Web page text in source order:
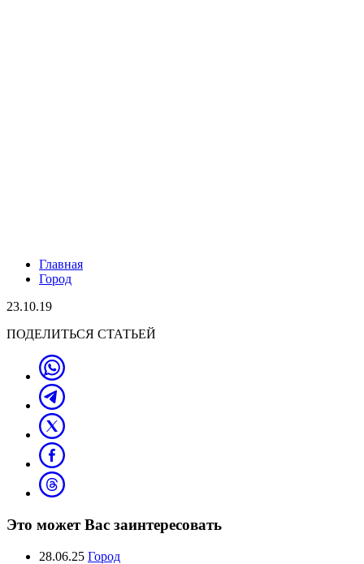
Главная
Город
23.10.19
ПОДЕЛИТЬСЯ СТАТЬЕЙ
Это может Вас заинтересовать
28.06.25 Город